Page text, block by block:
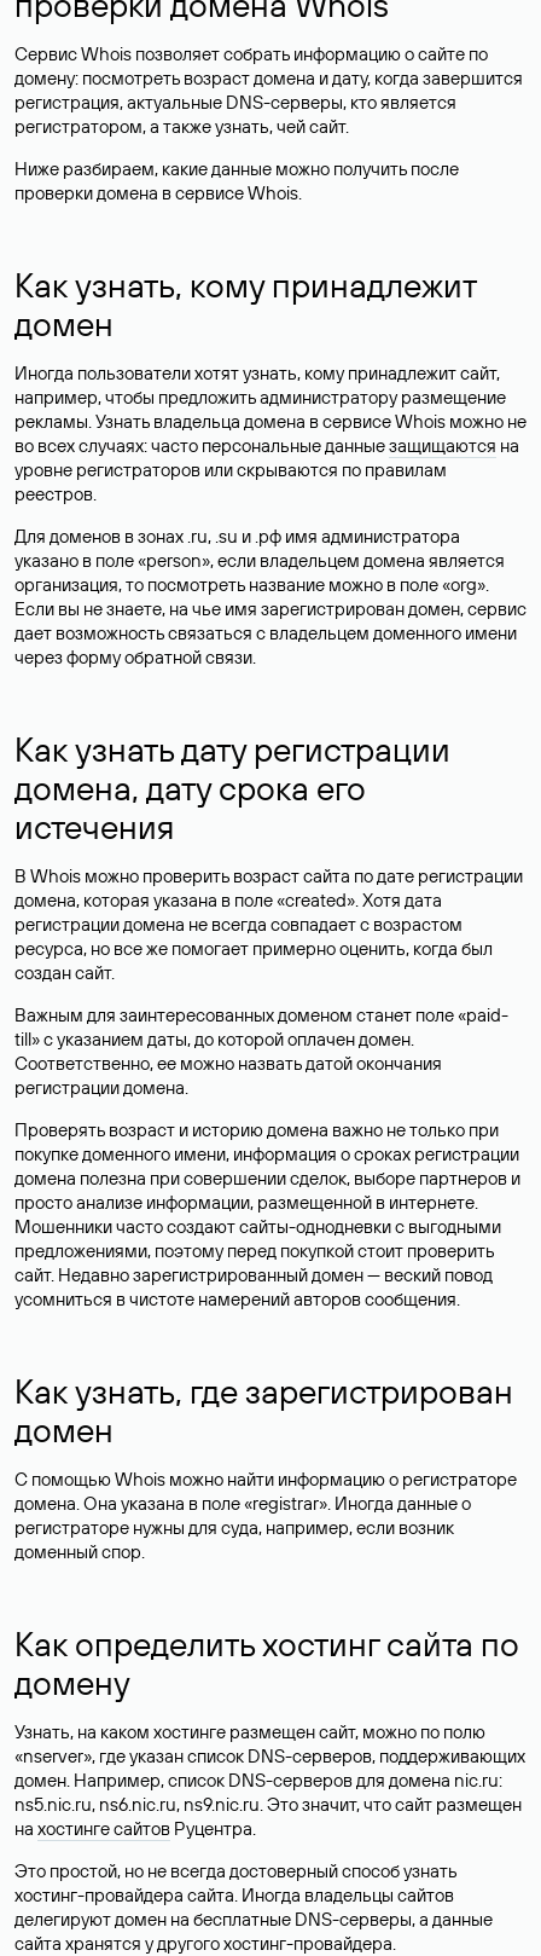
Сервис Whois позволяет собрать информацию о сайте по
домену: посмотреть возраст домена и дату, когда завершится
регистрация, актуальные DNS-серверы, кто является
регистратором, а также узнать, чей сайт.
Ниже разбираем, какие данные можно получить после
проверки домена в сервисе Whois.
Как узнать, кому принадлежит
домен
Иногда пользователи хотят узнать, кому принадлежит сайт,
например, чтобы предложить администратору размещение
рекламы. Узнать владельца домена в сервисе Whois можно не
во всех случаях: часто персональные данныезащищаются на
уровне регистраторов или скрываются по правилам
реестров.
Для доменов в зонах .ru, .su и .рф имя администратора
указано в поле «person», если владельцем домена является
организация, то посмотреть название можно в поле «org».
Если вы не знаете, на чье имя зарегистрирован домен, сервис
дает возможность связаться с владельцем доменного имени
через форму обратной связи.
Как узнать дату регистрации
домена, дату срока его
истечения
В Whois можно проверить возраст сайта по дате регистрации
домена, которая указана в поле «created». Хотя дата
регистрации домена не всегда совпадает с возрастом
ресурса, но все же помогает примерно оценить, когда был
создан сайт.
Важным для заинтересованных доменом станет поле «paid-
till» с указанием даты, до которой оплачен домен.
Соответственно, ее можно назвать датой окончания
регистрации домена.
Проверять возраст и историю домена важно не только при
покупке доменного имени, информация о сроках регистрации
домена полезна при совершении сделок, выборе партнеров и
просто анализе информации, размещенной в интернете.
Мошенники часто создают сайты-однодневки с выгодными
предложениями, поэтому перед покупкой стоит проверить
сайт. Недавно зарегистрированный домен — веский повод
усомниться в чистоте намерений авторов сообщения.
Как узнать, где зарегистрирован
домен
С помощью Whois можно найти информацию о регистраторе
домена. Она указана в поле «registrar». Иногда данные о
регистраторе нужны для суда, например, если возник
доменный спор.
Как определить хостинг сайта по
домену
Узнать, на каком хостинге размещен сайт, можно по полю
«nserver», где указан список DNS-серверов, поддерживающих
домен. Например, список DNS-серверов для домена nic.ru:
ns5.nic.ru, ns6.nic.ru, ns9.nic.ru. Это значит, что сайт размещен
на хостинге сайтов Руцентра.
Это простой, но не всегда достоверный способ узнать
хостинг-провайдера сайта. Иногда владельцы сайтов
делегируют домен на бесплатные DNS-серверы, а данные
сайта хранятся у другого хостинг-провайдера.